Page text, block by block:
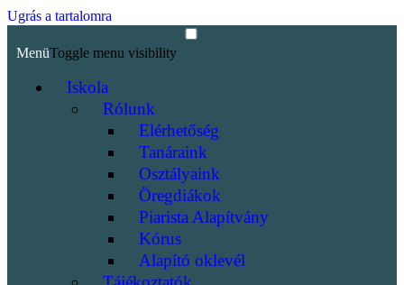
Ugrás a tartalomra
MenüToggle menu visibility
Iskola
Rólunk
Elérhetőség
Tanáraink
Osztályaink
Öregdiákok
Piarista Alapítvány
Kórus
Alapító oklevél